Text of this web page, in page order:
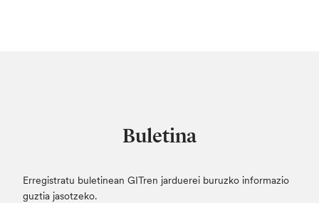
Buletina
Erregistratu buletinean GITren jarduerei buruzko informazio
guztia jasotzeko.